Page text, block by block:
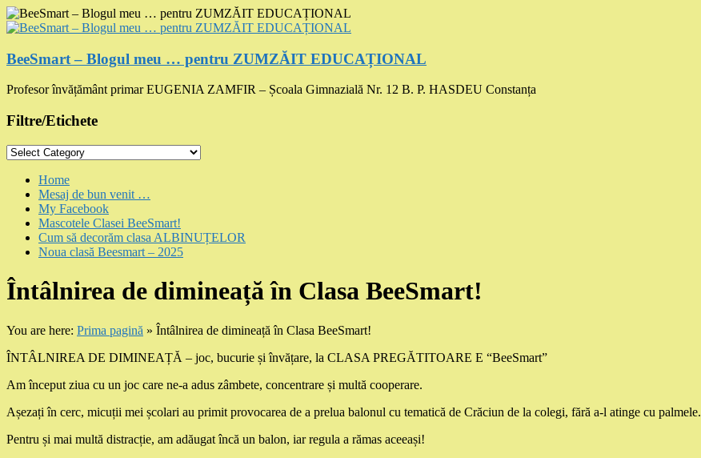
Skip
to
BeeSmart – Blogul meu … pentru ZUMZĂIT EDUCAȚIONAL
Profesor învățământ primar EUGENIA ZAMFIR – Școala Gimnazială Nr. 12 B. P. HASDEU Constanța
Filtre/Etichete
Filtre/Etichete
Menu
Home
Mesaj de bun venit …
My Facebook
Mascotele Clasei BeeSmart!
Cum să decorăm clasa ALBINUȚELOR
Noua clasă Beesmart – 2025
Întâlnirea de dimineață în Clasa BeeSmart!
You are here: Prima pagină » Întâlnirea de dimineață în Clasa BeeSmart!
ÎNTÂLNIREA DE DIMINEAȚĂ – joc, bucurie și învățare, la CLASA PREGĂTITOARE E “BeeSmart”
Am început ziua cu un joc care ne-a adus zâmbete, concentrare și multă cooperare.
Așezați în cerc, micuții mei școlari au primit provocarea de a prelua balonul cu tematică de Crăciun de la colegi, fără a-l atinge cu palmele.
Pentru și mai multă distracție, am adăugat încă un balon, iar regula a rămas aceeași!